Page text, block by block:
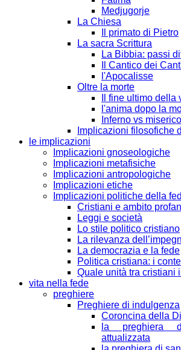
Medjugorje
La Chiesa
Il primato di Pietro
La sacra Scrittura
La Bibbia: passi
Il Cantico dei
l'Apocalisse
Oltre la morte
Il fine ultimo della
l'anima dopo la
Inferno vs
Implicazioni filosofiche
le implicazioni
Implicazioni gnoseologiche
Implicazioni metafisiche
Implicazioni antropologiche
Implicazioni etiche
Implicazioni politiche della
Cristiani e ambito
Leggi e società
Lo stile politico cristiano
La rilevanza
La democrazia e la fede
Politica cristiana: i
Quale unità tra cristiani
vita nella fede
preghiere
Preghiere di indulgenza
Coroncina della
la preghiera
attualizzata